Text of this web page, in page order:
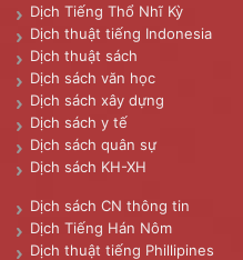
Dịch Tiếng Thổ Nhĩ Kỳ
Dịch thuật tiếng Indonesia
Dịch thuật sách
Dịch sách văn học
Dịch sách xây dựng
Dịch sách y tế
Dịch sách quân sự
Dịch sách KH-XH
Dịch sách CN thông tin
Dịch Tiếng Hán Nôm
Dịch thuật tiếng Phillipines